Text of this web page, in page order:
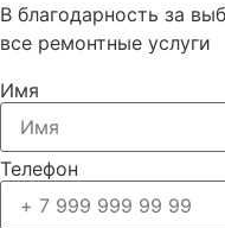
В благодарность за
все ремонтные услуги
Имя
Телефон